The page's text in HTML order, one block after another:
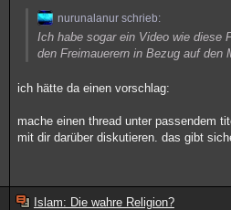
nurunalanur schrieb:
Ich habe sogar ein Video wie diese
den Freimauerern in Bezug auf den
ich hätte da einen vorschlag:
mache einen thread unter passendem
mit dir darüber diskutieren. das gibt
Islam: Die wahre Religion?